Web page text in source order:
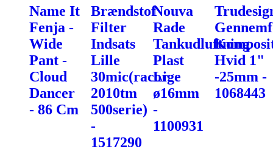
Name It
Fenja -
Wide
Pant -
Cloud
Dancer
- 86 Cm
Brændstof
Filter
Indsats
Lille
30mic(racor
2010tm
500serie)
-
1517290
Nouva
Rade
Tankudluftning
Plast
Lige
ø16mm
-
1100931
Hvid 1"
-25mm -
1068443